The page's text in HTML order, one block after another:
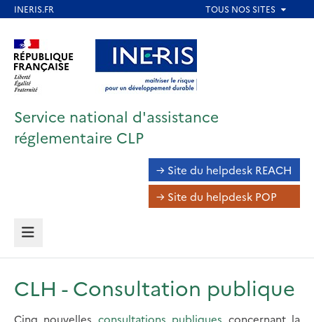
contenu
principal
Aller au contenu Aller au menu
Aller au pied de page
Service national d'assistance
réglementaire CLP
Navigation
inter-
→ Site du helpdesk REACH
→ Site du helpdesk POP
MENU
CLH - Consultation publique